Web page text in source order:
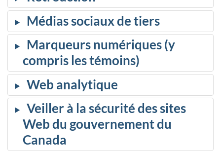
Médias sociaux de tiers
Marqueurs numériques (y
compris les témoins)
Web analytique
Veiller à la sécurité des sites
Web du gouvernement du
Canada